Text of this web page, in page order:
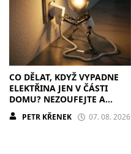
CO DĚLAT, KDYŽ VYPADNE
ELEKTŘINA JEN V ČÁSTI
DOMU? NEZOUFEJTE A
POSTUPUJTE S CHLADNOU
HLAVOU
PETR KŘENEK 07. 08. 2026